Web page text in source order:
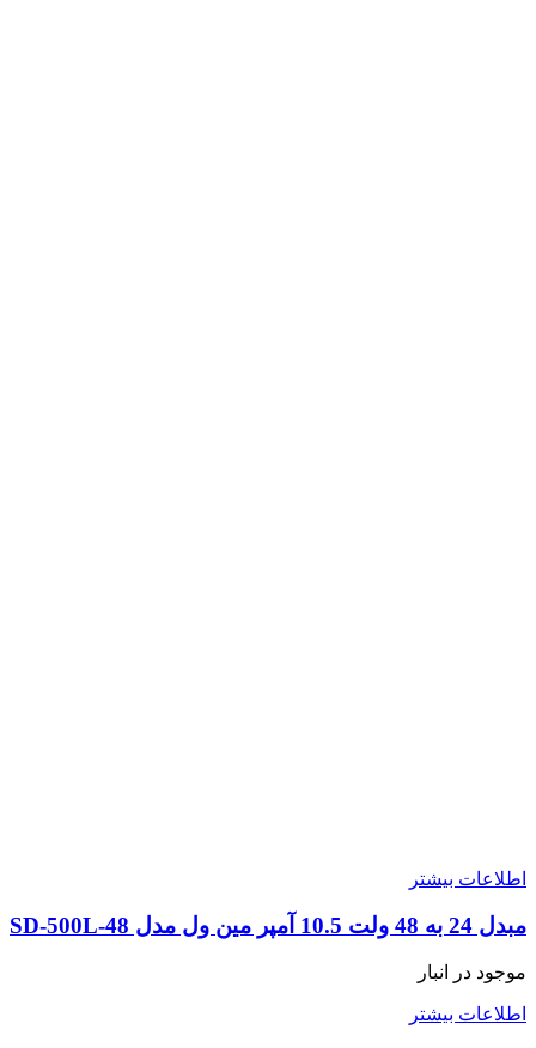
اطلاعات بیشتر
مبدل 24 به 48 ولت 10.5 آمپر مین ول مدل SD-500L-48
موجود در انبار
اطلاعات بیشتر